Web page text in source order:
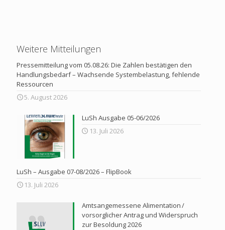
Weitere Mitteilungen
Pressemitteilung vom 05.08.26: Die Zahlen bestätigen den
Handlungsbedarf – Wachsende Systembelastung, fehlende
Ressourcen
5. August 2026
LuSh Ausgabe 05-06/2026
13. Juli 2026
LuSh – Ausgabe 07-08/2026 – FlipBook
13. Juli 2026
Amtsangemessene Alimentation /
vorsorglicher Antrag und Widerspruch
zur Besoldung 2026